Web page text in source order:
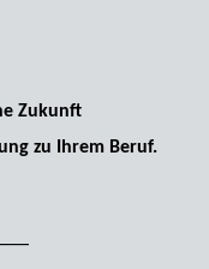
Zukunft
zu Ihrem Beruf.